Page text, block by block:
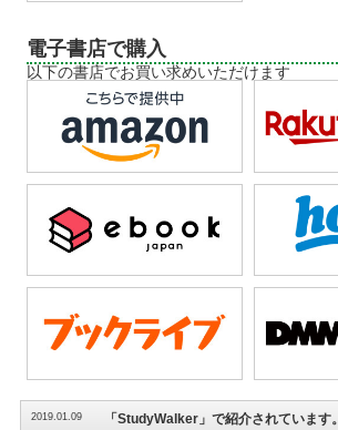
電子書店で購入
以下の書店でお買い求めいただけます
2019.01.09 「StudyWalker」で紹介されています。